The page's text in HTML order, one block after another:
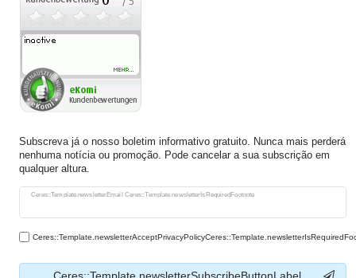
Subscreva já o nosso boletim informativo gratuito. Nunca mais perderá
nenhuma notícia ou promoção. Pode cancelar a sua subscrição em
qualquer altura.
Ceres::Template.newsletterEmail Ceres::Template.newsletterIsRequiredFootnote
Ceres::Template.newsletterHoneypotLabel